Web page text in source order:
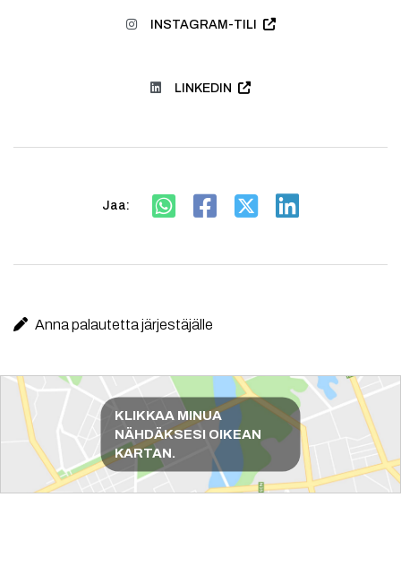
INSTAGRAM-TILI
LINKEDIN
Jaa:
Anna palautetta järjestäjälle
Reittiohjeet
KLIKKAA MINUA
NÄHDÄKSESI OIKEAN
KARTAN.